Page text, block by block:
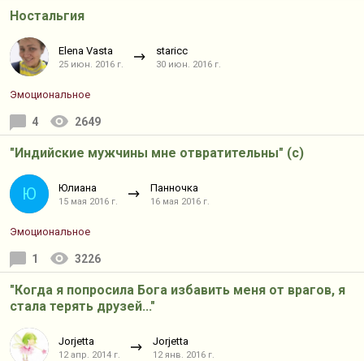
Ностальгия
Elena Vasta
25 июн. 2016 г.
staricc
30 июн. 2016 г.
Эмоциональное
4 2649
"Индийские мужчины мне отвратительны" (с)
Ю Юлиана
15 мая 2016 г.
Панночка
16 мая 2016 г.
Эмоциональное
1 3226
"Когда я попросила Бога избавить меня от врагов, я
стала терять друзей..."
Jorjetta
12 апр. 2014 г.
Jorjetta
12 янв. 2016 г.